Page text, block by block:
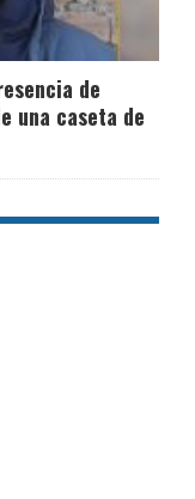
de
una caseta de